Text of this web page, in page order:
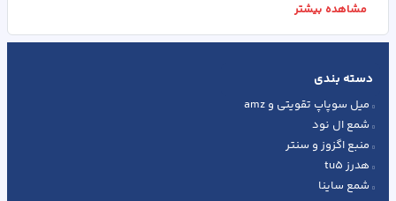
مشاهده بیشتر
دسته بندی
میل سوپاپ تقویتی و amz
شمع ال نود
منبع اگزوز و سنتر
هدرز tu5
شمع ساینا